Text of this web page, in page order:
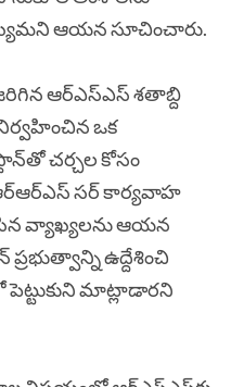
ఆయన సూచించారు.
ఆర్‌ఎస్‌ఎస్ శతాబ్ది
ఒక
చర్చల కోసం
సర్ కార్యవాహ
వ్యాఖ్యలను ఆయన
ఉద్దేశించి
పెట్టుకుని మాట్లాడారని